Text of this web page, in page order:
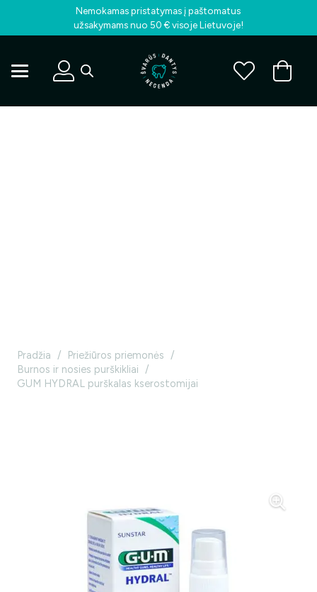
Nemokamas pristatymas į paštomatus
užsakymams nuo 50 € visoje Lietuvoje!
Pradžia / Priežiūros priemonės /
Burnos ir nosies purškikliai /
GUM HYDRAL purškalas kserostomijai